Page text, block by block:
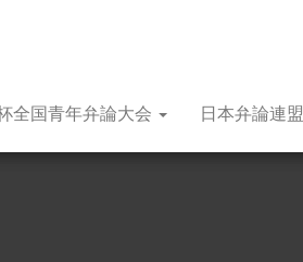
全国青年弁論大会 日本弁論連盟